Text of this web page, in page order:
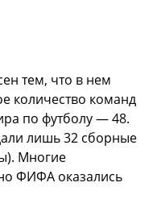
тем, что в нем
количество команд
по футболу — 48.
лишь 32 сборные
Многие
ФИФА оказались